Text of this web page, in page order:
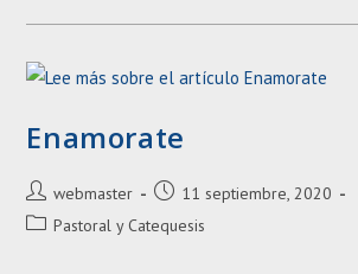
Enamorate
Autor
de
webmaster
Entrada
publicada:
11 septiembre, 2020
Categoría
Pastoral y Catequesis